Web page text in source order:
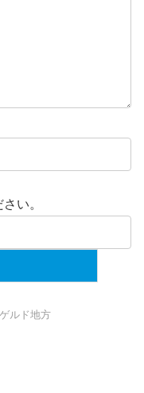
い。
ゲルド地方